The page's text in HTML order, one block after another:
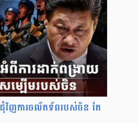
ងជុំវិញការចល័តទ័ពរបស់ចិន តែ